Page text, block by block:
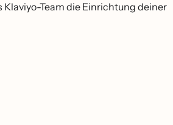
Klaviyo-Team die Einrichtung deiner